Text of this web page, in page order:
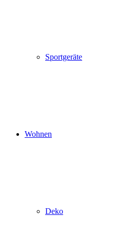
Sportgeräte
Wohnen
Deko